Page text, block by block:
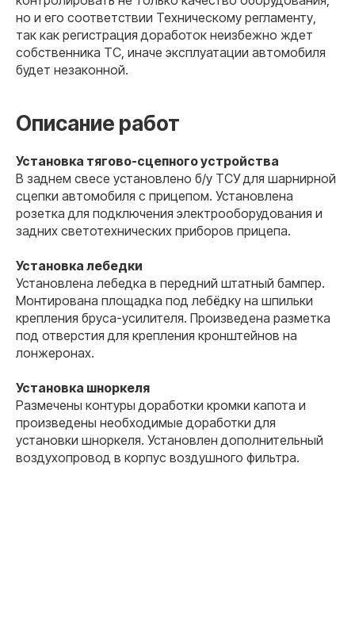
но и его соответствии Техническому регламенту,
так как регистрация доработок неизбежно ждет
собственника ТС, иначе эксплуатации автомобиля
будет незаконной.
Описание работ
Установка тягово-сцепного устройства
В заднем свесе установлено б/у ТСУ для шарнирной
сцепки автомобиля с прицепом. Установлена
розетка для подключения электрооборудования и
задних светотехнических приборов прицепа.
Установка лебедки
Установлена лебедка в передний штатный бампер.
Монтирована площадка под лебёдку на шпильки
крепления бруса-усилителя. Произведена разметка
под отверстия для крепления кронштейнов на
лонжеронах.
Установка шноркеля
Размечены контуры доработки кромки капота и
произведены необходимые доработки для
установки шноркеля. Установлен дополнительный
воздухопровод в корпус воздушного фильтра.